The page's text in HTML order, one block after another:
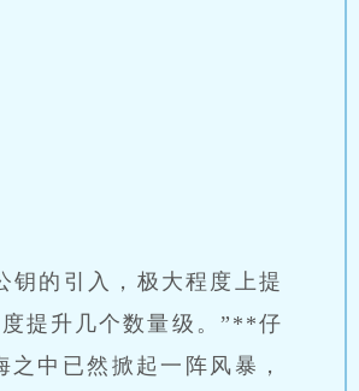
的引入，极大程度上提
提升几个数量级。”**仔
中已然掀起一阵风暴，